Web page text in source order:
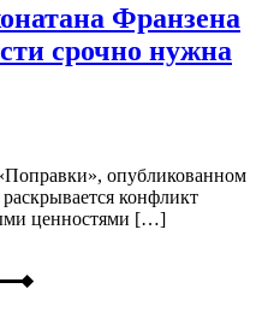
Франзена
срочно нужна
опубликованном
конфликт
ценностями […]